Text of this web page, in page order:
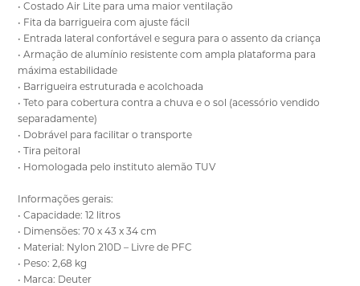
• Costado Air Lite para uma maior ventilação
• Fita da barrigueira com ajuste fácil
• Entrada lateral confortável e segura para o assento da criança
• Armação de alumínio resistente com ampla plataforma para
máxima estabilidade
• Barrigueira estruturada e acolchoada
• Teto para cobertura contra a chuva e o sol (acessório vendido
separadamente)
• Dobrável para facilitar o transporte
• Tira peitoral
• Homologada pelo instituto alemão TUV
Informações gerais:
• Capacidade: 12 litros
• Dimensões: 70 x 43 x 34 cm
• Material: Nylon 210D – Livre de PFC
• Peso: 2,68 kg
• Marca: Deuter